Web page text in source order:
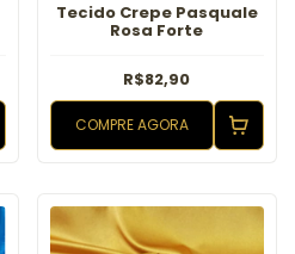
Tecido Crepe Pasquale
Rosa Forte
R$82,90
COMPRE AGORA